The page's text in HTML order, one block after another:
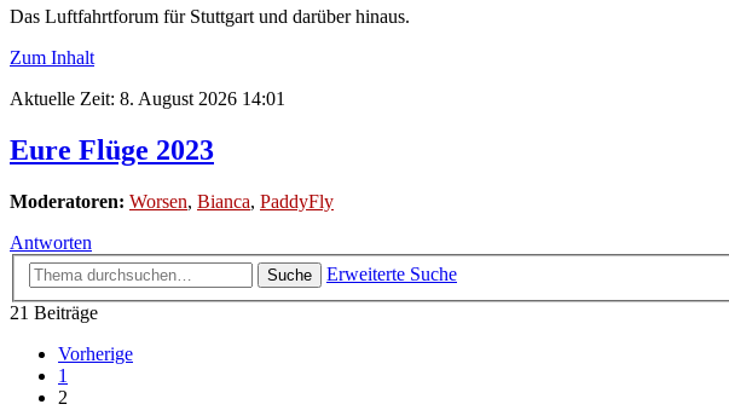
Das Luftfahrtforum für Stuttgart und darüber hinaus.
Zum Inhalt
Aktuelle Zeit: 8. August 2026 14:01
Eure Flüge 2023
Moderatoren: Worsen, Bianca, PaddyFly
Antworten
Suche
Erweiterte Suche
21 Beiträge
Vorherige
1
2